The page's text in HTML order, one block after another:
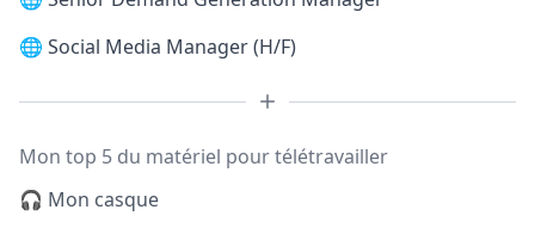
🌐 Social Media Manager (H/F)
Mon top 5 du matériel pour télétravailler
🎧 Mon casque